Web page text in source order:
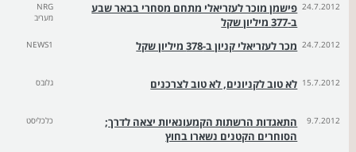
24.7.2012 פישמן מוכר לעזריאלי מתחם מסחרי בבאר שבע
ב-377 מיליון שקל
NRG
מעריב
24.7.2012 מכר לעזריאלי קניון ב-378 מיליון שקל NEWS1
15.7.2012 לא טוב לקניונים, לא טוב לצרכנים גלובס
9.7.2012
התאגדות הרשתות הקמעונאיות יצאה לדרך;
הסוחרים הקטנים נשארו בחוץ
כלכליסט